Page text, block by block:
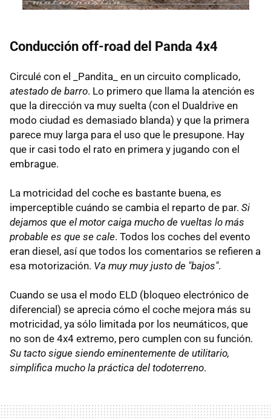
Conducción off-road del Panda 4x4
Circulé con el _Pandita_ en un circuito complicado,
atestado de barro. Lo primero que llama la atención es
que la dirección va muy suelta (con el Dualdrive en
modo ciudad es demasiado blanda) y que la primera
parece muy larga para el uso que le presupone. Hay
que ir casi todo el rato en primera y jugando con el
embrague.
La motricidad del coche es bastante buena, es
imperceptible cuándo se cambia el reparto de par. Si
dejamos que el motor caiga mucho de vueltas lo más
probable es que se cale. Todos los coches del evento
eran diesel, así que todos los comentarios se refieren a
esa motorización. Va muy muy justo de "bajos".
Cuando se usa el modo ELD (bloqueo electrónico de
diferencial) se aprecia cómo el coche mejora más su
motricidad, ya sólo limitada por los neumáticos, que
no son de 4x4 extremo, pero cumplen con su función.
Su tacto sigue siendo eminentemente de utilitario,
simplifica mucho la práctica del todoterreno.